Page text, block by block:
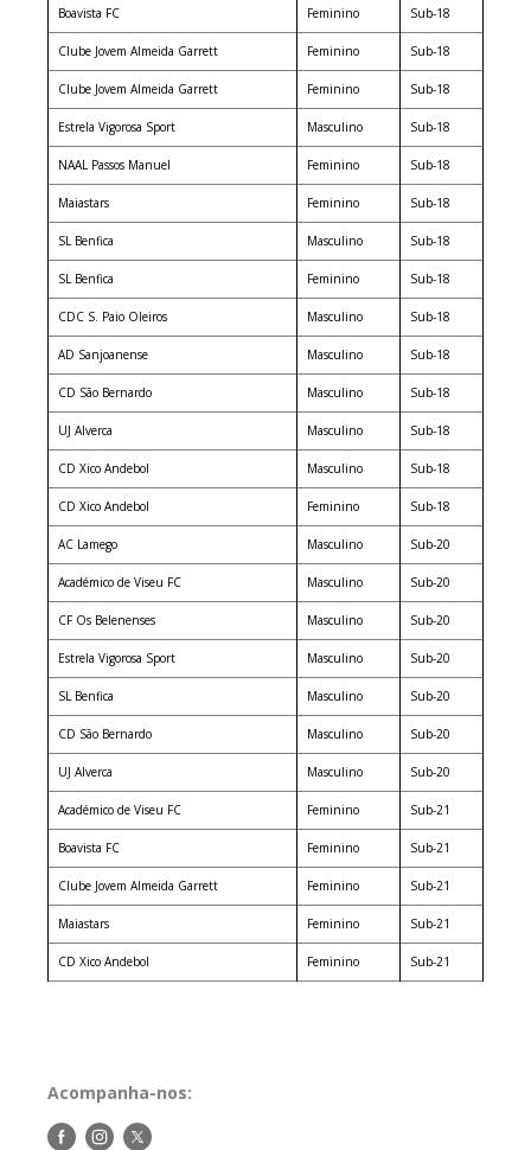
Boavista FC Feminino Sub-18
Clube Jovem Almeida Garrett Feminino Sub-18
Clube Jovem Almeida Garrett Feminino Sub-18
Estrela Vigorosa Sport Masculino Sub-18
NAAL Passos Manuel Feminino Sub-18
Maiastars Feminino Sub-18
SL Benfica Masculino Sub-18
SL Benfica Feminino Sub-18
CDC S. Paio Oleiros Masculino Sub-18
AD Sanjoanense Masculino Sub-18
CD São Bernardo Masculino Sub-18
UJ Alverca Masculino Sub-18
CD Xico Andebol Masculino Sub-18
CD Xico Andebol Feminino Sub-18
AC Lamego Masculino Sub-20
Académico de Viseu FC Masculino Sub-20
CF Os Belenenses Masculino Sub-20
Estrela Vigorosa Sport Masculino Sub-20
SL Benfica Masculino Sub-20
CD São Bernardo Masculino Sub-20
UJ Alverca Masculino Sub-20
Académico de Viseu FC Feminino Sub-21
Boavista FC Feminino Sub-21
Clube Jovem Almeida Garrett Feminino Sub-21
Maiastars Feminino Sub-21
CD Xico Andebol Feminino Sub-21
Acompanha-nos:
Siga-Siga-Siga-